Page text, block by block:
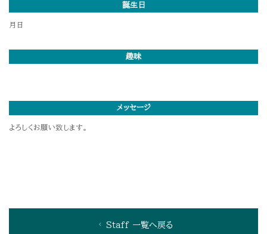
誕生日
月日
趣味
メッセージ
よろしくお願い致します。
Staff 一覧へ戻る